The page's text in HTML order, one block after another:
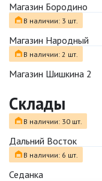
Магазин Бородино
В наличии: 3 шт.
Магазин Народный
В наличии: 2 шт.
Магазин Шишкина 2
Склады
В наличии: 30 шт.
Дальний Восток
В наличии: 6 шт.
Седанка